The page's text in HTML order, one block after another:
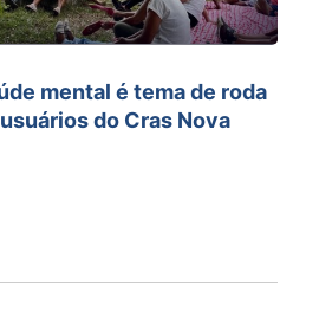
mental é tema de roda
do Cras Nova